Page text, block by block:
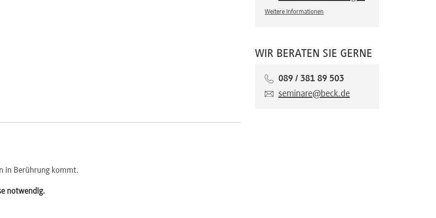
in Berührung kommt.
notwendig.
Weitere Informationen
WIR BERATEN SIE GERNE
089 / 381 89 503
seminare@beck.de